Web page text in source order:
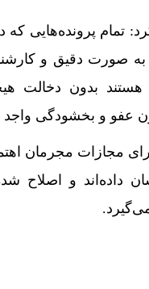
تمام پرونده‌هایی
به صورت دقیق و
هستند بدون دخالت
عفو و بخشودگی
مجازات مجرمان
و اصلاح